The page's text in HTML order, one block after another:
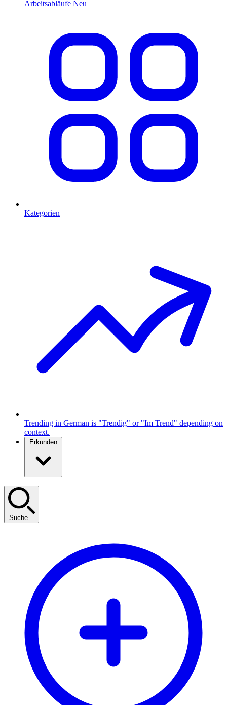
Arbeitsabläufe Neu
Kategorien
Trending in German is "Trendig" or "Im Trend" depending on
context.
Erkunden
Suche...